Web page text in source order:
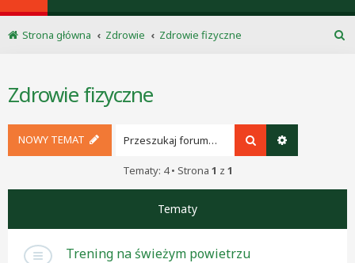
Strona główna Zdrowie
Zdrowie fizyczne
Zdrowie fizyczne
NOWY TEMAT Szukaj
Tematy: 4 • Strona 1 z 1
Tematy
Trening na świeżym powietrzu